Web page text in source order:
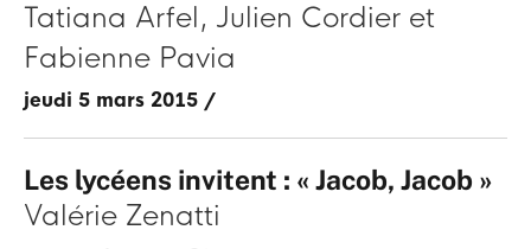
Tatiana Arfel Julien Cordier
Fabienne Pavia
jeudi 5 mars 2015 /
Les lycéens invitent : « Jacob, Jacob »
Valérie Zenatti